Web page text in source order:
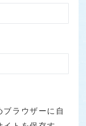
ラウザーに自